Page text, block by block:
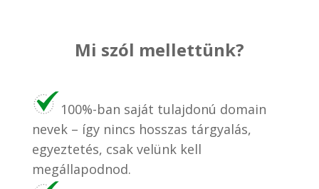
Mi szól mellettünk?
100%-ban saját tulajdonú domain
nevek – így nincs hosszas tárgyalás,
egyeztetés, csak velünk kell
megállapodnod.